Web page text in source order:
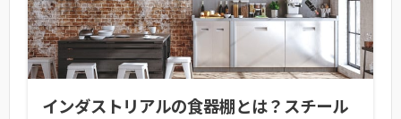
インダストリアルの食器棚とは？スチール